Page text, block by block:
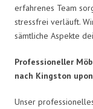
erfahrenes Team
stressfrei verläuft.
sämtliche Aspekte
Professioneller
nach Kingston
Unser